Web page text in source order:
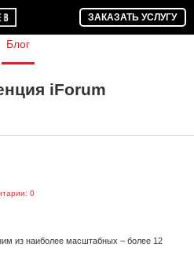
ЗАКАЗАТЬ УСЛУГУ
Блог
iForum
0
из наиболее масштабных – более 12